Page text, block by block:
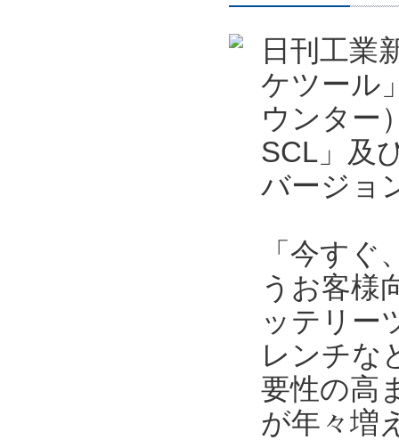
日刊工業
ケツール
ウンター
SCL」及
バージョ
「今す
うお客様
ッテリー
レンチな
要性の高
が年々増